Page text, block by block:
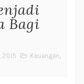
Bagi
2015 Keuangan,